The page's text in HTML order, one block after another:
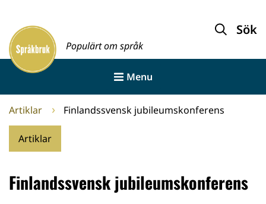
innehållet
Framsida
Populärt om språk
Sök
Menu
Artiklar Finlandssvensk jubileumskonferens
Artiklar
Finlandssvensk jubileumskonferens